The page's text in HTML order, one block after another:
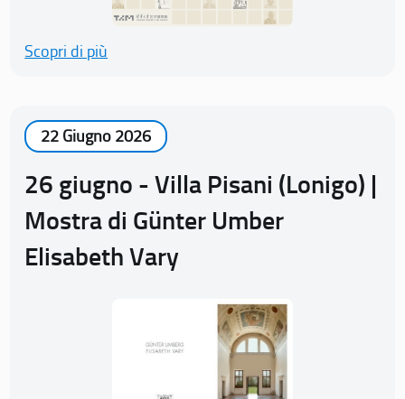
Scopri di più
22 Giugno 2026
26 giugno - Villa Pisani (Lonigo) |
Mostra di Günter Umber
Elisabeth Vary